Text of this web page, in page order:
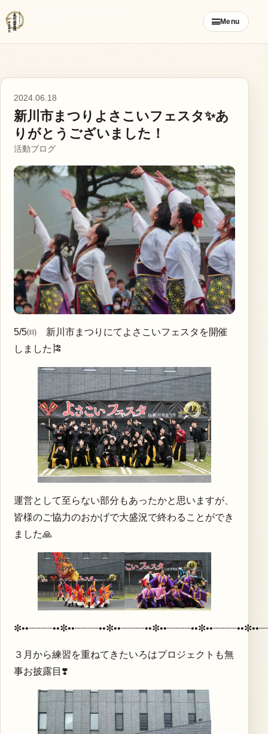
ン
テ
Menu
お知らせ
ブログ
メンバー募集
カレンダー
2024.06.18
新川市まつりよさこいフェスタ✨あ
りがとうございました！
活動ブログ
5/5㈰ 新川市まつりにてよさこいフェスタを開催
しました🎏
運営として至らない部分もあったかと思いますが、
皆様のご協力のおかげで大盛況で終わることができ
ました🙏
３月から練習を重ねてきたいろはプロジェクトも無
事お披露目❣️